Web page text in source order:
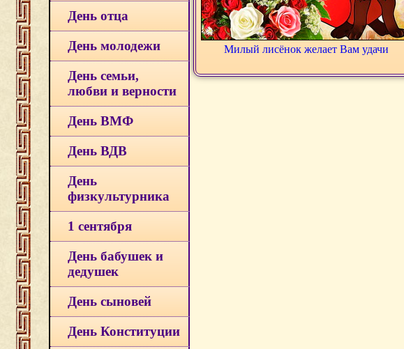
День отца
День молодежи
День семьи,
любви и верности
День ВМФ
День ВДВ
День
физкультурника
1 сентября
День бабушек и
дедушек
День сыновей
День Конституции
Милый лисёнок желает Вам удачи